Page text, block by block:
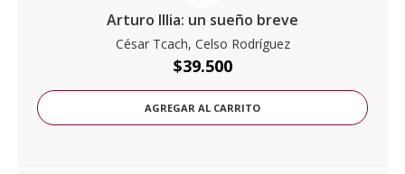
Arturo Illia: un sueño breve
César Tcach, Celso Rodríguez
$39.500
AGREGAR AL CARRITO